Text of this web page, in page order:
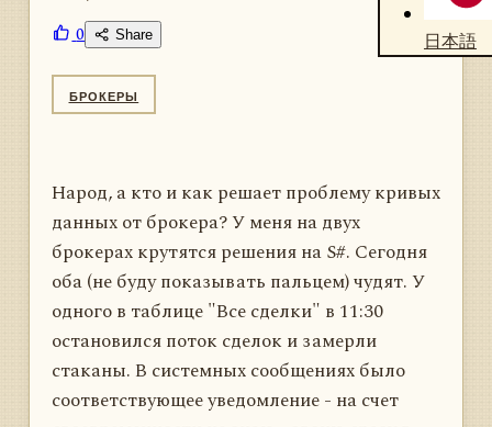
日本語
0 Share
БРОКЕРЫ
Народ, а кто и как решает проблему кривых
данных от брокера? У меня на двух
брокерах крутятся решения на S#. Сегодня
оба (не буду показывать пальцем) чудят. У
одного в таблице "Все сделки" в 11:30
остановился поток сделок и замерли
стаканы. В системных сообщениях было
соответствующее уведомление - на счет